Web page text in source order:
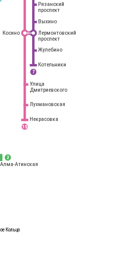
Кольцо
2
15
7
Рязанский
проспект
Выхино
Лермонтовский
проспект
Жулебино
Котельники
Алма-Атинская
Улица
Дмитриевского
Лухмановская
Некрасовка
Косино